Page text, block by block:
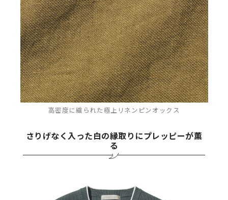
高密度に織られた極上リネンピンオックス
さりげなく入った白の縁取りにプレッピーが薫
る